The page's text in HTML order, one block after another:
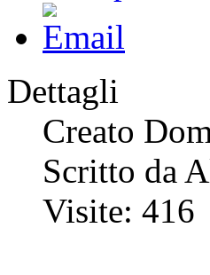
Dettagli
Creato
Scritto da
Visite: 416